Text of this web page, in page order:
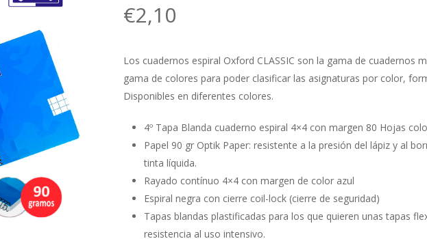
€2,10
Los cuadernos espiral Oxford CLASSIC son la gama de cuadernos
gama de colores para poder clasificar las asignaturas por color,
Disponibles en diferentes colores.
4º Tapa Blanda cuaderno espiral 4×4 con margen 80 Hojas
Papel 90 gr Optik Paper: resistente a la presión del lápiz y al
tinta líquida.
Rayado contínuo 4×4 con margen de color azul
Espiral negra con cierre coil-lock (cierre de seguridad)
Tapas blandas plastificadas para los que quieren unas tapas
resistencia al uso intensivo.